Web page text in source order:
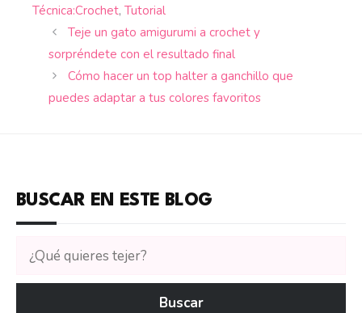
Técnica:Crochet, Tutorial
Teje un gato amigurumi a crochet y
sorpréndete con el resultado final
Cómo hacer un top halter a ganchillo que
puedes adaptar a tus colores favoritos
BUSCAR EN ESTE BLOG
Buscar
tutoriales
en
Buscar